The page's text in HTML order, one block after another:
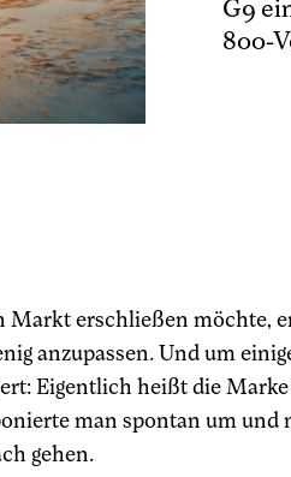
G9
800-
Markt erschließen möchte,
anzupassen. Und um
Eigentlich heißt die
man spontan um
gehen.